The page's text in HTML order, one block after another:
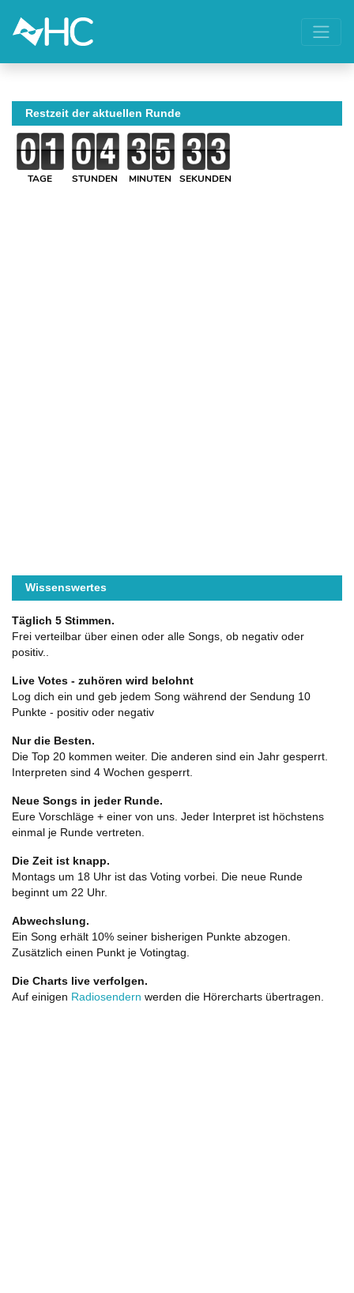
Restzeit der aktuellen Runde
TAGE STUNDEN MINUTEN SEKUNDEN
Wissenswertes
Täglich 5 Stimmen.
Frei verteilbar über einen oder alle Songs, ob negativ oder
positiv..
Live Votes - zuhören wird belohnt
Log dich ein und geb jedem Song während der Sendung 10
Punkte - positiv oder negativ
Nur die Besten.
Die Top 20 kommen weiter. Die anderen sind ein Jahr gesperrt.
Interpreten sind 4 Wochen gesperrt.
Neue Songs in jeder Runde.
Eure Vorschläge + einer von uns. Jeder Interpret ist höchstens
einmal je Runde vertreten.
Die Zeit ist knapp.
Montags um 18 Uhr ist das Voting vorbei. Die neue Runde
beginnt um 22 Uhr.
Abwechslung.
Ein Song erhält 10% seiner bisherigen Punkte abzogen.
Zusätzlich einen Punkt je Votingtag.
Die Charts live verfolgen.
Auf einigen Radiosendern werden die Hörercharts übertragen.